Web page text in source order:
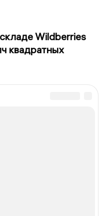
Wildberries
квадратных